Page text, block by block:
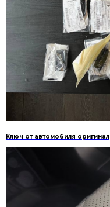
Ключ от автомобиля оригинал